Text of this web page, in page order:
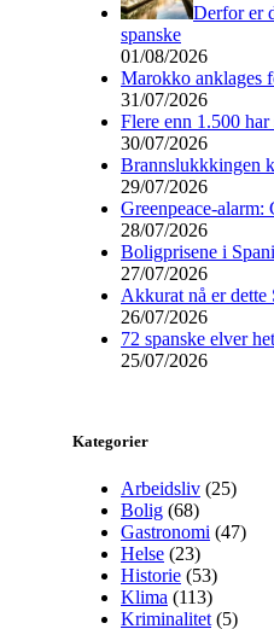
Derfor er
spanske
01/08/2026
Marokko anklages
31/07/2026
Flere enn 1.500
30/07/2026
Brannslukkkingen
29/07/2026
Greenpeace-alarm:
28/07/2026
Boligprisene i
27/07/2026
Akkurat nå er dette
26/07/2026
72 spanske elver
25/07/2026
Kategorier
Arbeidsliv (25)
Bolig (68)
Gastronomi (47)
Helse (23)
Historie (53)
Klima (113)
Kriminalitet (5)